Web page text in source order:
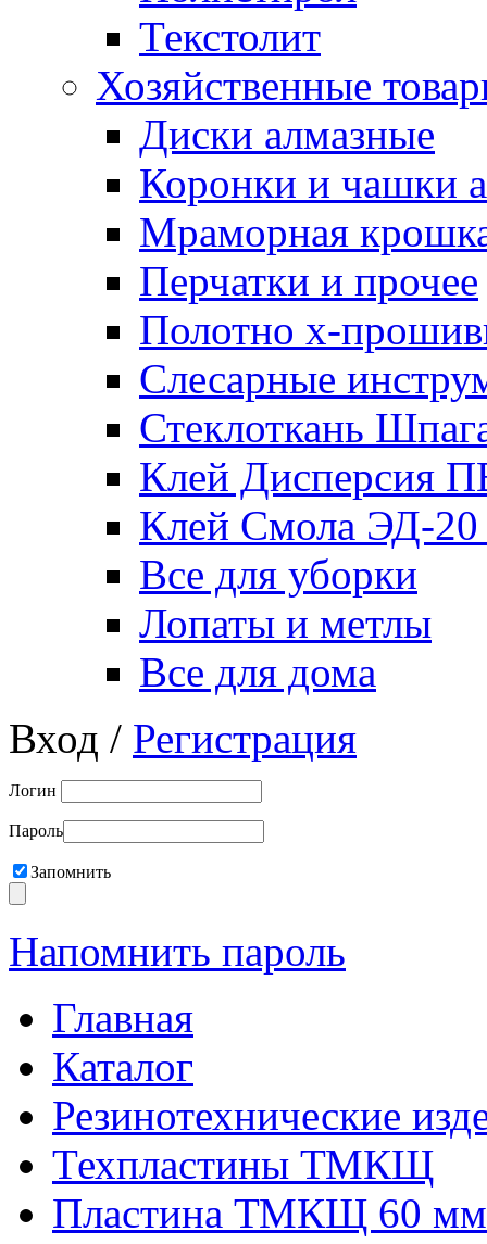
Текстолит
Хозяйственные
Диски алмазные
Коронки и чашки
Мраморная
Перчатки и прочее
Полотно х-
Слесарные
Стеклоткань
Клей Дисперсия
Клей Смола ЭД-20
Все для уборки
Лопаты и метлы
Все для дома
Вход / Регистрация
Логин
Пароль
Запомнить
Напомнить пароль
Главная
Каталог
Резинотехнические
Техпластины ТМКЩ
Пластина ТМКЩ 60 мм